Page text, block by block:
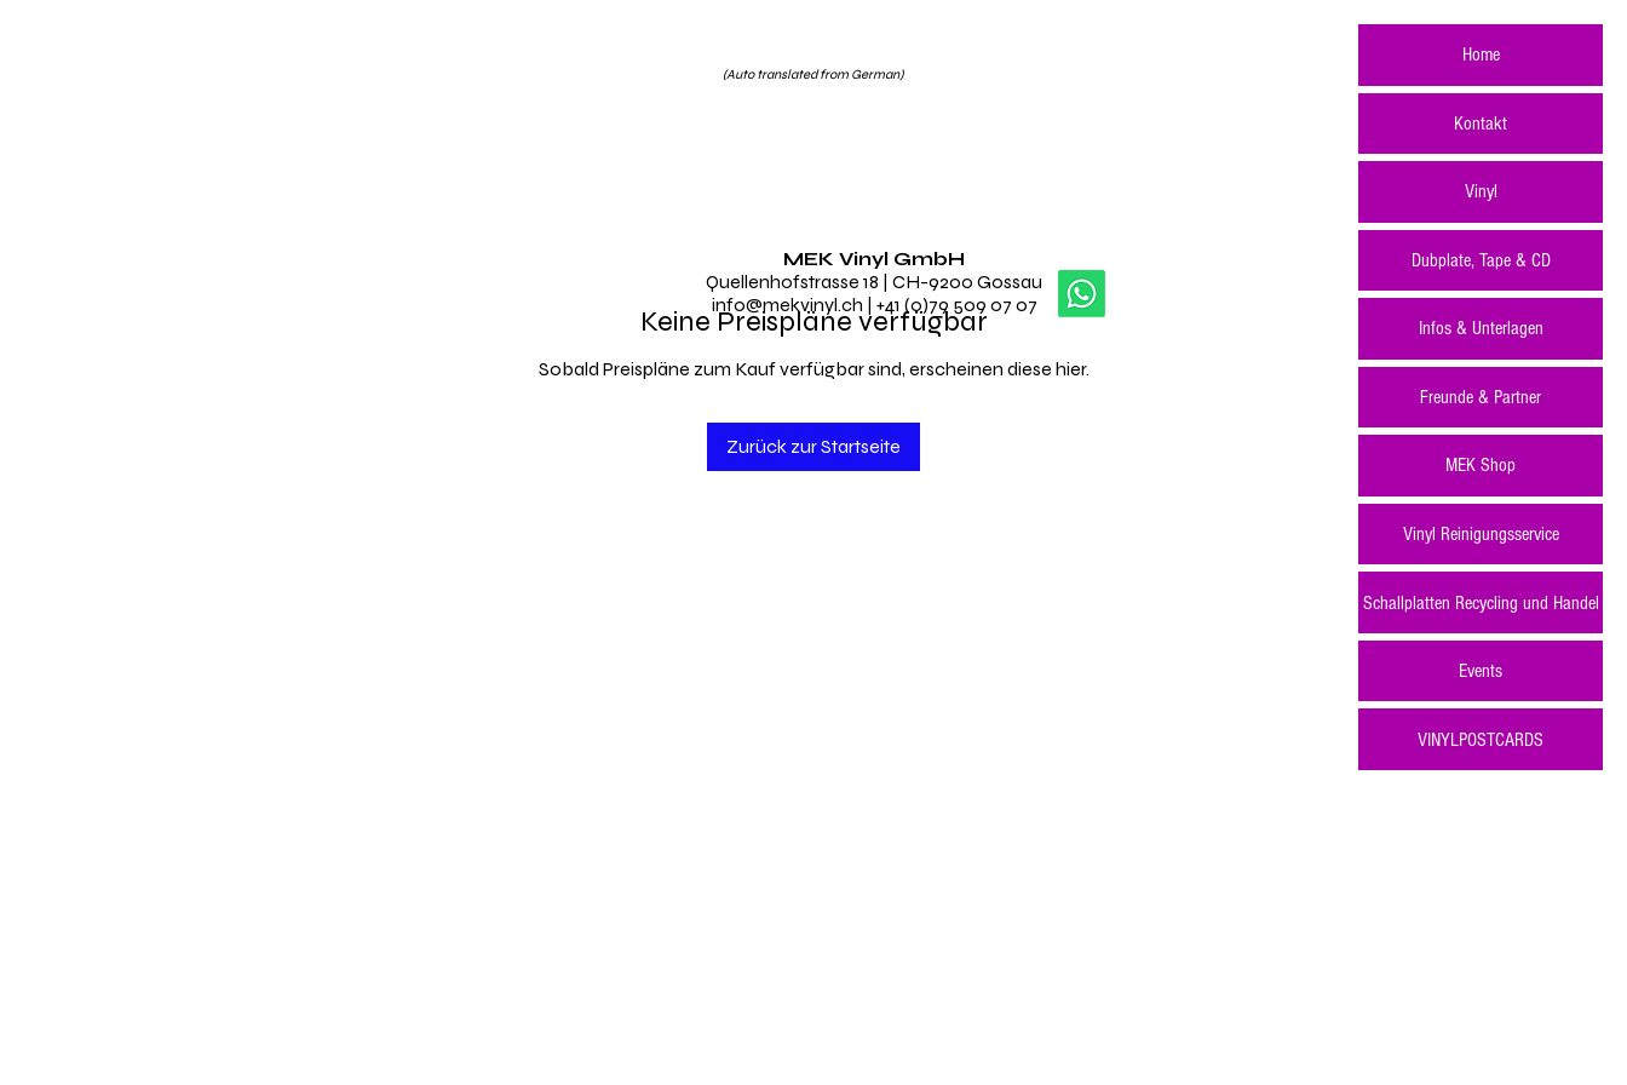
Home
Kontakt
Vinyl
Dubplate, Tape & CD
Infos & Unterlagen
Freunde & Partner
MEK Shop
Vinyl Reinigungsservice
Schallplatten Recycling und Handel
Events
VINYLPOSTCARDS
(Auto translated from German)
Keine Preispläne verfügbar
Sobald Preispläne zum Kauf verfügbar sind, erscheinen diese hier.
Zurück zur Startseite
MEK Vinyl GmbH
Quellenhofstrasse 18 | CH-9200 Gossau
info@mekvinyl.ch | +41 (0)79 509 07 07